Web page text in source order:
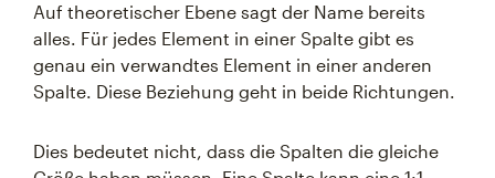
Auf theoretischer Ebene sagt der Name bereits
alles. Für jedes Element in einer Spalte gibt es
genau ein verwandtes Element in einer anderen
Spalte. Diese Beziehung geht in beide Richtungen.
Dies bedeutet nicht, dass die Spalten die gleiche